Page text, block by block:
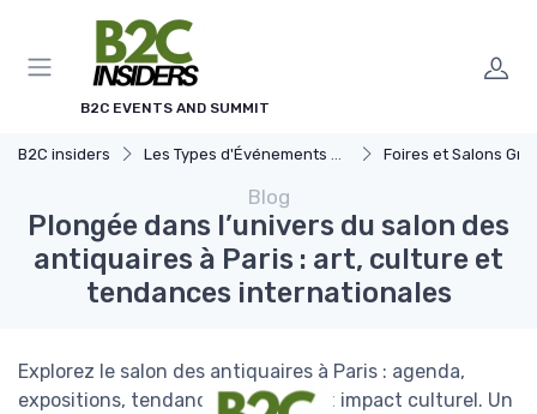
B2C EVENTS AND SUMMIT
B2C insiders Les Types d'Événements B2C Foires et Salons Grand
Blog
Plongée dans l’univers du salon des
antiquaires à Paris : art, culture et
tendances internationales
Explorez le salon des antiquaires à Paris : agenda,
expositions, tendances, services et impact culturel. Un
Panneau de gestion des cookies